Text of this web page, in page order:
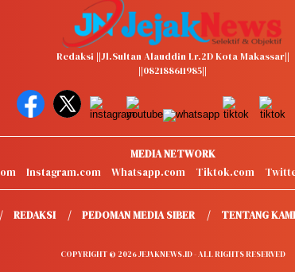
Redaksi ||Jl.Sultan Alauddin Lr.2D Kota Makassar||
||082188611985||
MEDIA NETWORK
Instagram.com Whatsapp.com Tiktok.com
REDAKSI PEDOMAN MEDIA SIBER TENTANG KAMI
COPYRIGHT © 2026 JEJAKNEWS.ID - ALL RIGHTS RESERVED